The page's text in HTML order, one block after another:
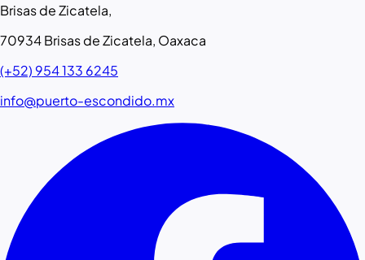
Brisas de Zicatela,
70934 Brisas de Zicatela, Oaxaca
(+52) 954 133 6245
info@puerto-escondido.mx